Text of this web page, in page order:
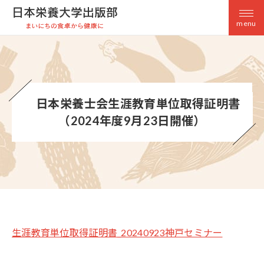
menu
日本栄養士会生涯教育単位取得証明書
（2024年度9月23日開催）
生涯教育単位取得証明書_20240923神戸セミナー